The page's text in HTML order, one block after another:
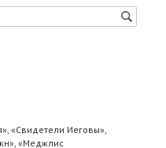
«Свидетели Иеговы»,
«Меджлис